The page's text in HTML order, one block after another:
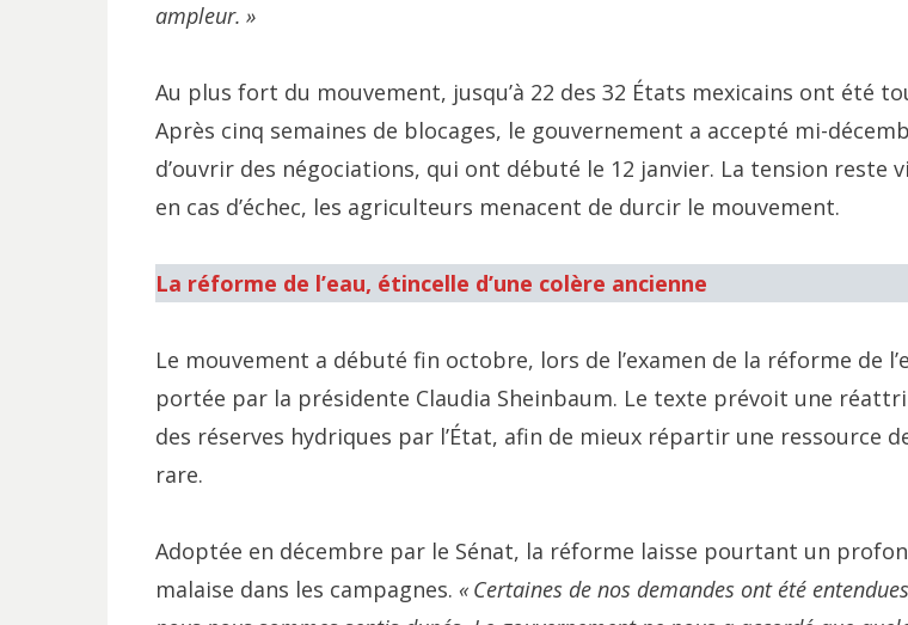
ampleur. »
Au plus fort du mouvement, jusqu’à 22 des 32 États mexicains ont été
Après cinq semaines de blocages, le gouvernement a accepté mi-
d’ouvrir des négociations, qui ont débuté le 12 janvier. La tension reste
en cas d’échec, les agriculteurs menacent de durcir le mouvement.
La réforme de l’eau, étincelle d’une colère ancienne
Le mouvement a débuté fin octobre, lors de l’examen de la réforme de
portée par la présidente Claudia Sheinbaum. Le texte prévoit une
des réserves hydriques par l’État, afin de mieux répartir une ressource
rare.
Adoptée en décembre par le Sénat, la réforme laisse pourtant un
malaise dans les campagnes. « Certaines de nos demandes ont été